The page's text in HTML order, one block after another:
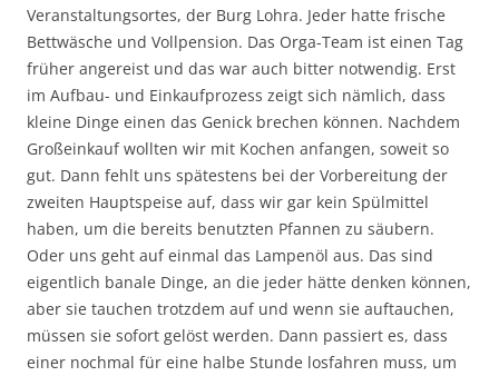
Veranstaltungsortes, der Burg Lohra. Jeder hatte frische
Bettwäsche und Vollpension. Das Orga-Team ist einen Tag
früher angereist und das war auch bitter notwendig. Erst
im Aufbau- und Einkaufprozess zeigt sich nämlich, dass
kleine Dinge einen das Genick brechen können. Nachdem
Großeinkauf wollten wir mit Kochen anfangen, soweit so
gut. Dann fehlt uns spätestens bei der Vorbereitung der
zweiten Hauptspeise auf, dass wir gar kein Spülmittel
haben, um die bereits benutzten Pfannen zu säubern.
Oder uns geht auf einmal das Lampenöl aus. Das sind
eigentlich banale Dinge, an die jeder hätte denken können,
aber sie tauchen trotzdem auf und wenn sie auftauchen,
müssen sie sofort gelöst werden. Dann passiert es, dass
einer nochmal für eine halbe Stunde losfahren muss, um